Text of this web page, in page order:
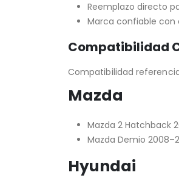
Reemplazo directo
Marca confiable
Compatibilidad
Compatibilidad
Mazda
Mazda 2 Hatchback
Mazda Demio
Hyundai